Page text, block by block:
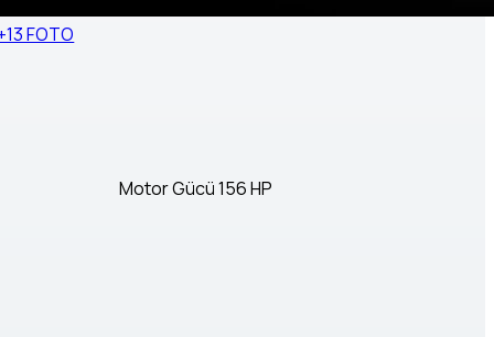
FOTO
Motor Gücü156 HP